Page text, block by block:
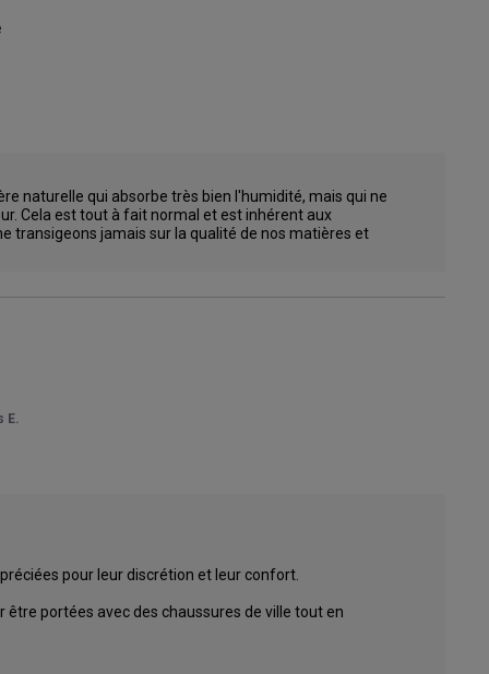
naturelle qui absorbe très bien l'humidité, mais qui ne
Cela est tout à fait normal et est inhérent aux
transigeons jamais sur la qualité de nos matières et
E.
pour leur discrétion et leur confort.
portées avec des chaussures de ville tout en